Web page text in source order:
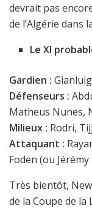
devrait pas
de l’Algérie dans
Le XI
Gardien :
Défenseurs :
Matheus Nunes,
Milieux : Rodri,
Attaquant :
Foden (ou
Très bientôt,
de la Coupe de la